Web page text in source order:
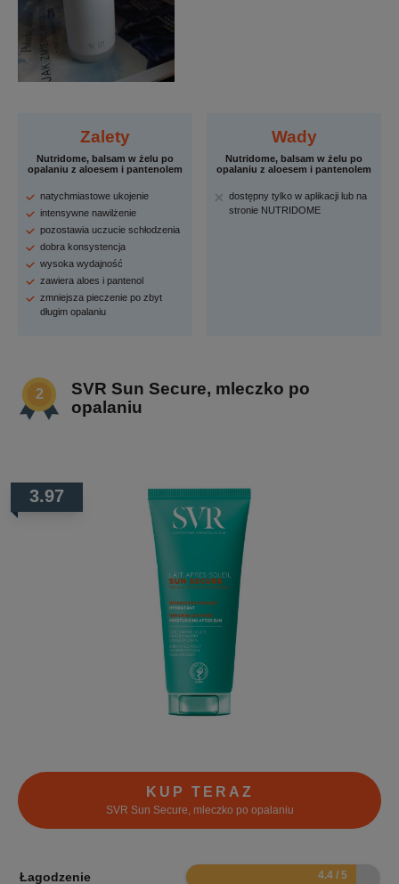
Zalety
Nutridome, balsam w żelu po
opalaniu z aloesem i pantenolem
natychmiastowe ukojenie
intensywne nawilżenie
pozostawia uczucie schłodzenia
dobra konsystencja
wysoka wydajność
zawiera aloes i pantenol
zmniejsza pieczenie po zbyt
długim opalaniu
Wady
Nutridome, balsam w żelu po
opalaniu z aloesem i pantenolem
dostępny tylko w aplikacji lub na
stronie NUTRIDOME
SVR Sun Secure, mleczko po
opalaniu
3.97
KUP TERAZ
SVR Sun Secure, mleczko po opalaniu
Łagodzenie 8.8